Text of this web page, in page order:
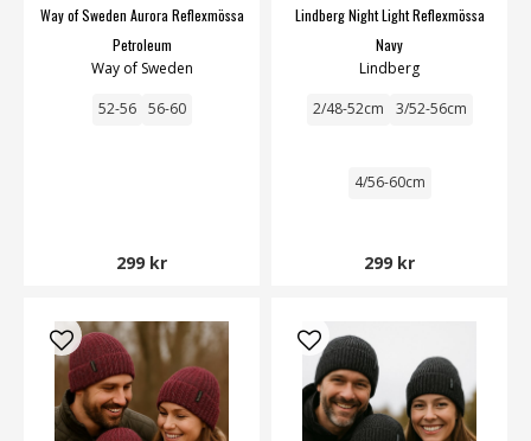
Way of Sweden Aurora Reflexmössa
Petroleum
Way of Sweden
52-56 56-60
299 kr
Lindberg Night Light Reflexmössa
Navy
Lindberg
2/48-52cm 3/52-56cm
4/56-60cm
299 kr